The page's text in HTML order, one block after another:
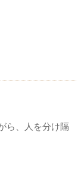
ら、人を分け隔